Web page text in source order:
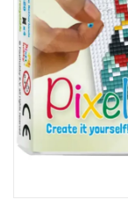
knuffels
boeken
SALE